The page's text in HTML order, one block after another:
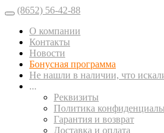
(8652) 56-42-88
О компании
Контакты
Новости
Бонусная программа
Не нашли в наличии, что
...
Реквизиты
Политика
Гарантия и возврат
Доставка и оплата